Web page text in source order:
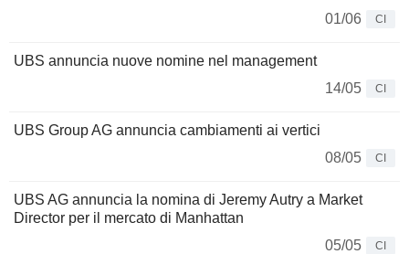
01/06
CI
UBS annuncia nuove nomine nel management
14/05
CI
UBS Group AG annuncia cambiamenti ai vertici
08/05
CI
UBS AG annuncia la nomina di Jeremy Autry a Market
Director per il mercato di Manhattan
05/05
CI